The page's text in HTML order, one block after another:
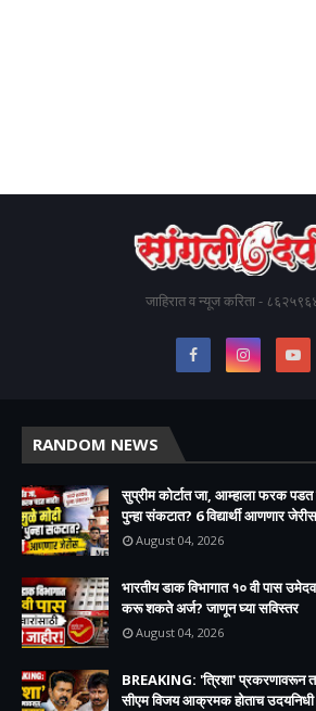
जाहिरात व न्यूज करिता -
RANDOM NEWS
सुप्रीम कोर्टात जा, आम्हाला फरक पडत
पुन्हा संकटात? 6 विद्यार्थी आणणार
August 04, 2026
भारतीय डाक विभागात १० वी पास
करू शकते अर्ज? जाणून घ्या सविस्तर
August 04, 2026
BREAKING: 'त्रिशा' प्रकरणावरून
सीएम विजय आक्रमक होताच उदयनिधी